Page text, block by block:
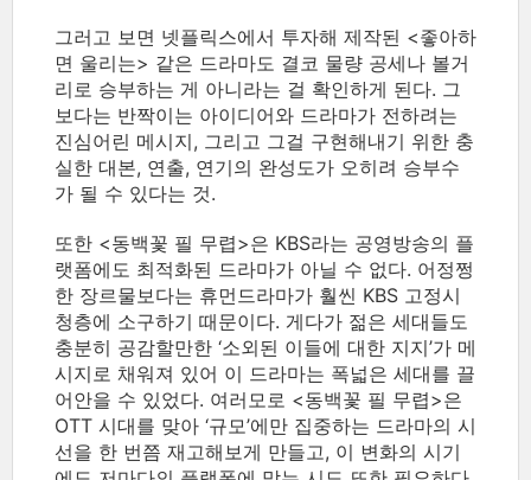
그러고 보면 넷플릭스에서 투자해 제작된 <좋아하
면 울리는> 같은 드라마도 결코 물량 공세나 볼거
리로 승부하는 게 아니라는 걸 확인하게 된다. 그
보다는 반짝이는 아이디어와 드라마가 전하려는
진심어린 메시지, 그리고 그걸 구현해내기 위한 충
실한 대본, 연출, 연기의 완성도가 오히려 승부수
가 될 수 있다는 것.
또한 <동백꽃 필 무렵>은 KBS라는 공영방송의 플
랫폼에도 최적화된 드라마가 아닐 수 없다. 어정쩡
한 장르물보다는 휴먼드라마가 훨씬 KBS 고정시
청층에 소구하기 때문이다. 게다가 젊은 세대들도
충분히 공감할만한 ‘소외된 이들에 대한 지지’가 메
시지로 채워져 있어 이 드라마는 폭넓은 세대를 끌
어안을 수 있었다. 여러모로 <동백꽃 필 무렵>은
OTT 시대를 맞아 ‘규모’에만 집중하는 드라마의 시
선을 한 번쯤 재고해보게 만들고, 이 변화의 시기